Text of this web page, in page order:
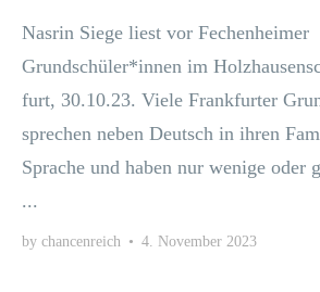
Nas­rin Sie­ge liest vor Fechen­hei­mer
Grundschüler*innen im
furt, 30.10.23. Vie­le Frank­fur­ter
spre­chen neben Deutsch in ihren
Spra­che und haben nur weni­ge oder
...
by chancenreich • 4. November 2023